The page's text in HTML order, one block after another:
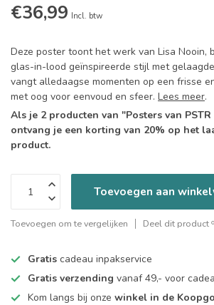
€36,99 Incl. btw
Deze poster toont het werk van Lisa Nooin,
glas-in-lood geïnspireerde stijl met
vangt alledaagse momenten op een frisse
met oog voor eenvoud en sfeer. Lees meer.
Als je 2 producten van "Posters van
ontvang je een korting van 20% op het
product.
Toevoegen aan
Toevoegen om te vergelijken Deel dit product
Gratis cadeau inpakservice
Gratis verzending vanaf 49,- voor
Kom langs bij onze winkel in de